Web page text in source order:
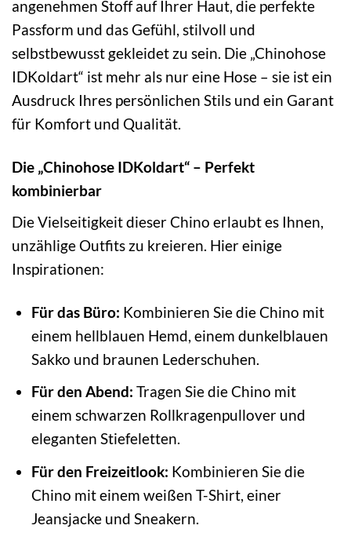
angenehmen Stoff auf Ihrer Haut, die perfekte
Passform und das Gefühl, stilvoll und
selbstbewusst gekleidet zu sein. Die „Chinohose
IDKoldart“ ist mehr als nur eine Hose – sie ist ein
Ausdruck Ihres persönlichen Stils und ein Garant
für Komfort und Qualität.
Die „Chinohose IDKoldart“ – Perfekt
kombinierbar
Die Vielseitigkeit dieser Chino erlaubt es Ihnen,
unzählige Outfits zu kreieren. Hier einige
Inspirationen:
Für das Büro: Kombinieren Sie die Chino mit
einem hellblauen Hemd, einem dunkelblauen
Sakko und braunen Lederschuhen.
Für den Abend: Tragen Sie die Chino mit
einem schwarzen Rollkragenpullover und
eleganten Stiefeletten.
Für den Freizeitlook: Kombinieren Sie die
Chino mit einem weißen T-Shirt, einer
Jeansjacke und Sneakern.